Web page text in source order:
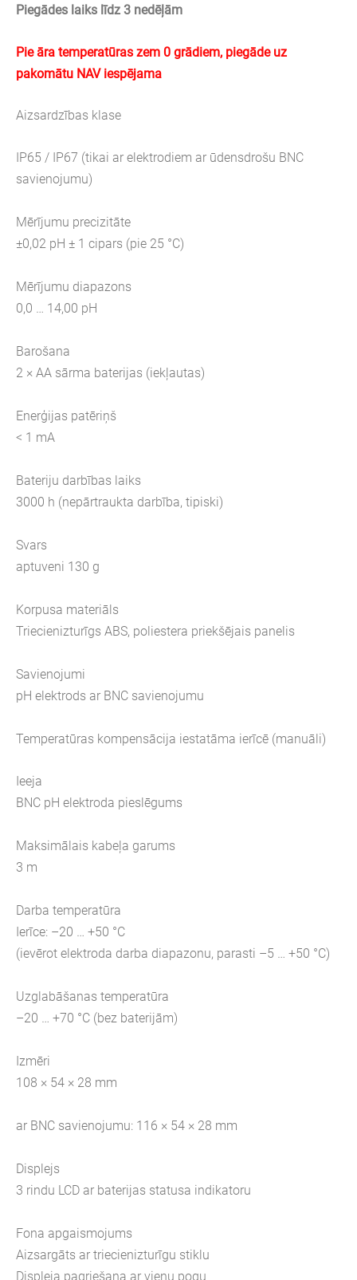
Piegādes laiks līdz 3 nedēļām
Pie āra temperatūras zem 0 grādiem, piegāde uz
pakomātu NAV iespējama
Aizsardzības klase
IP65 / IP67 (tikai ar elektrodiem ar ūdensdrošu BNC
savienojumu)
Mērījumu precizitāte
±0,02 pH ± 1 cipars (pie 25 °C)
Mērījumu diapazons
0,0 … 14,00 pH
Barošana
2 × AA sārma baterijas (iekļautas)
Enerģijas patēriņš
< 1 mA
Bateriju darbības laiks
3000 h (nepārtraukta darbība, tipiski)
Svars
aptuveni 130 g
Korpusa materiāls
Triecienizturīgs ABS, poliestera priekšējais panelis
Savienojumi
pH elektrods ar BNC savienojumu
Temperatūras kompensācija iestatāma ierīcē (manuāli)
Ieeja
BNC pH elektroda pieslēgums
Maksimālais kabeļa garums
3 m
Darba temperatūra
Ierīce: –20 … +50 °C
(ievērot elektroda darba diapazonu, parasti –5 … +50 °C)
Uzglabāšanas temperatūra
–20 … +70 °C (bez baterijām)
Izmēri
108 × 54 × 28 mm
ar BNC savienojumu: 116 × 54 × 28 mm
Displejs
3 rindu LCD ar baterijas statusa indikatoru
Fona apgaismojums
Aizsargāts ar triecienizturīgu stiklu
Displeja pagriešana ar vienu pogu